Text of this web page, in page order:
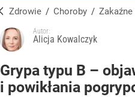
Zdrowie / Choroby / zakaźne
Autor:
Alicja Kowalczyk
Grypa typu B –
i powikłania